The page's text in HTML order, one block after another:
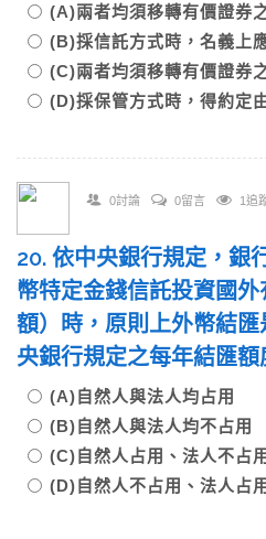
(A)兩者均須移轉有價證券
(B)採信託方式時，名義上
(C)兩者均須移轉有價證券
(D)採保管方式時，得約定
0討論 0留言 1追
20. 依中央銀行規定，銀
幣特定金錢信託投資國
額）時，原則上外幣結
央銀行規定之每年結匯
(A)自然人與法人均占用
(B)自然人與法人均不占用
(C)自然人占用、法人不占
(D)自然人不占用、法人占用